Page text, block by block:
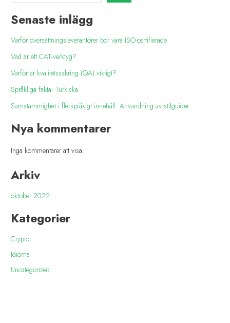
Senaste inlägg
Varför översättningsleverantörer bör vara ISO-certifierade
Vad är ett CAT-verktyg?
Varför är kvalitetssäkring (QA) viktigt?
Språkliga fakta: Turkiska
Samstämmighet i flerspråkigt innehåll: Användning av stilguider
Nya kommentarer
Inga kommentarer att visa.
Arkiv
oktober 2022
Kategorier
Crypto
Idioma
Uncategorized